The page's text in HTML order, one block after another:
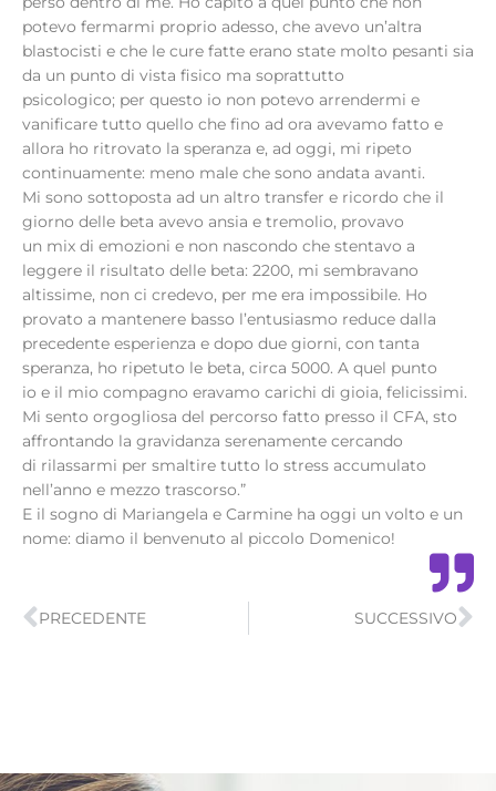
potevo fermarmi proprio adesso, che avevo un’altra
blastocisti e che le cure fatte erano state molto pesanti sia
da un punto di vista fisico ma soprattutto
psicologico; per questo io non potevo arrendermi e
vanificare tutto quello che fino ad ora avevamo fatto e
allora ho ritrovato la speranza e, ad oggi, mi ripeto
continuamente: meno male che sono andata avanti.
Mi sono sottoposta ad un altro transfer e ricordo che il
giorno delle beta avevo ansia e tremolio, provavo
un mix di emozioni e non nascondo che stentavo a
leggere il risultato delle beta: 2200, mi sembravano
altissime, non ci credevo, per me era impossibile. Ho
provato a mantenere basso l’entusiasmo reduce dalla
precedente esperienza e dopo due giorni, con tanta
speranza, ho ripetuto le beta, circa 5000. A quel punto
io e il mio compagno eravamo carichi di gioia, felicissimi.
Mi sento orgogliosa del percorso fatto presso il CFA, sto
affrontando la gravidanza serenamente cercando
di rilassarmi per smaltire tutto lo stress accumulato
nell’anno e mezzo trascorso.”
E il sogno di Mariangela e Carmine ha oggi un volto e un
nome: diamo il benvenuto al piccolo Domenico!
Precedente
PRECEDENTE SUCCESSIVO